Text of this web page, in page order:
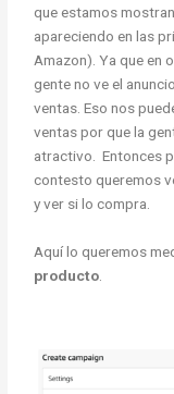
que estamos
apareciendo en las
Amazon). Ya que en
gente no ve el
ventas. Eso nos
ventas por que la
atractivo. Entonces
contesto queremos
y ver si lo compra.
Aquí lo queremos
producto